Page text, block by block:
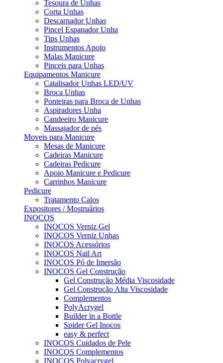
Tesoura de Unhas
Corta Unhas
Descarnador Unhas
Pincel Espanador Unha
Tips Unhas
Instrumentos Apoio
Malas Manicure
Pinceis para Unhas
Equipamentos Manicure
Catalisador Unhas LED/UV
Broca Unhas
Ponteiras para Broca de Unhas
Aspiradores Unha
Candeeiro Manicure
Massajador de pés
Moveis para Manicure
Mesas de Manicure
Cadeiras Manicure
Cadeiras Pedicure
Apoio Manicure e Pedicure
Carrinhos Manicure
Pedicure
Tratamento Calos
Expositores / Mostruários
INOCOS
INOCOS Verniz Gel
INOCOS Verniz Unhas
INOCOS Acessórios
INOCOS Nail Art
INOCOS Pó de Imersão
INOCOS Gel Construção
Gel Construção Média Viscosidade
Gel Construção Alta Viscosidade
Complementos
PolyAcrygel
Builder in a Bottle
Spider Gel Inocos
easy & perfect
INOCOS Cuidados de Pele
INOCOS Complementos
INOCOS Polyacrygel